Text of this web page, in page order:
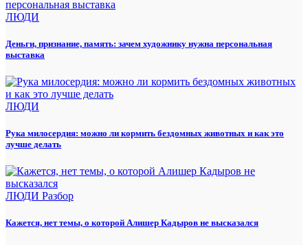
ЛЮДИ
Деньги, признание, память: зачем художнику нужна персональная
выставка
ЛЮДИ
Рука милосердия: можно ли кормить бездомных животных и как это
лучше делать
ЛЮДИ Разбор
Кажется, нет темы, о которой Алишер Кадыров не высказался